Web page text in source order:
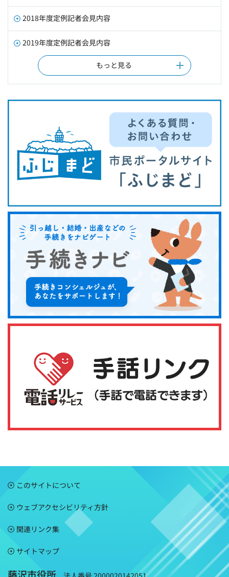
2018年度定例記者会見内容
2019年度定例記者会見内容
もっと見る
このサイトについて
ウェブアクセシビリティ方針
関連リンク集
サイトマップ
藤沢市役所